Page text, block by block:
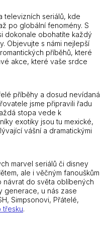
televizních seriálů, kde
po globální fenomény. S
dokonale obohatíte každý
Objevujte s námi nejlepší
příběhů, které
akce, které vaše srdce
příběhy a dosud nevídaná
jsme připravili řadu
stopa vede k
exotiky jsou tu mexické,
vášní a dramatickými
marvel seriálů či disney
ale i věčným fanouškům
návrat do světa oblíbených
generace, u nás zase
Simpsonovi, Přátelé,
třesku.